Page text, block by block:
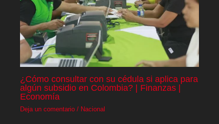
¿Cómo consultar con su cédula si aplica para
algún subsidio en Colombia? | Finanzas |
Economía
Deja un comentario / Nacional